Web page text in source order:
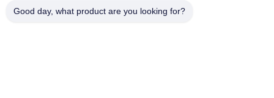
Catégories populaires
Good day, what product are you looking for?